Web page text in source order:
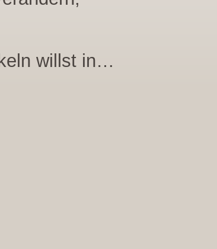
willst in…